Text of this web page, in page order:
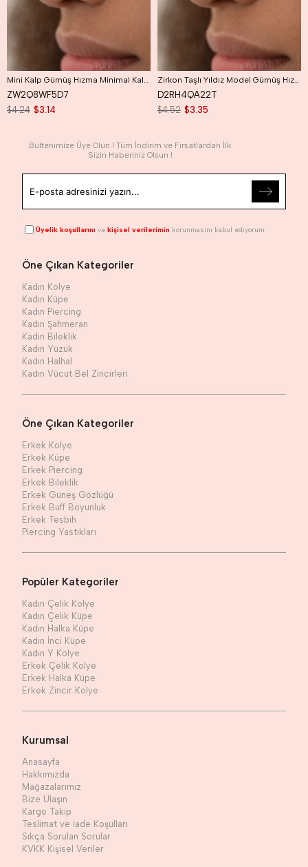
ZW2Q8WF5D7
$3.14
$4.24
D2RH4QA22T
$3.35
$4.52
Bültenimize Üye Olun ! Tüm İndirim ve Fırsatlardan İlk
Sizin Haberiniz Olsun !
Üyelik koşullarını vekişisel verilerimin korunmasını kabul ediyorum.
Öne Çıkan Kategoriler
Kadın Kolye
Kadın Küpe
Kadın Piercing
Kadın Şahmeran
Kadın Bileklik
Kadın Yüzük
Kadın Halhal
Kadın Vücut Bel Zincirleri
Öne Çıkan Kategoriler
Erkek Kolye
Erkek Küpe
Erkek Piercing
Erkek Bileklik
Erkek Güneş Gözlüğü
Erkek Buff Boyunluk
Erkek Tesbih
Piercing Yastıkları
Popüler Kategoriler
Kadın Çelik Kolye
Kadın Çelik Küpe
Kadın Halka Küpe
Kadın İnci Küpe
Kadın Y Kolye
Erkek Çelik Kolye
Erkek Halka Küpe
Erkek Zincir Kolye
Kurumsal
Anasayfa
Hakkımızda
Mağazalarımız
Bize Ulaşın
Kargo Takip
Teslimat ve İade Koşulları
Sıkça Sorulan Sorular
KVKK Kişisel Veriler